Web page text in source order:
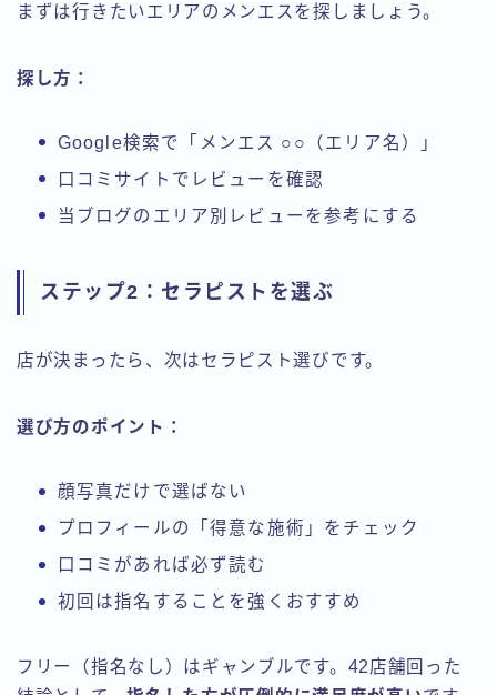
まずは行きたいエリアのメンエスを探しましょう。
探し方：
Google検索で「メンエス ○○（エリア名）」
口コミサイトでレビューを確認
当ブログのエリア別レビューを参考にする
ステップ2：セラピストを選ぶ
店が決まったら、次はセラピスト選びです。
選び方のポイント：
顔写真だけで選ばない
プロフィールの「得意な施術」をチェック
口コミがあれば必ず読む
初回は指名することを強くおすすめ
フリー（指名なし）はギャンブルです。42店舗回った